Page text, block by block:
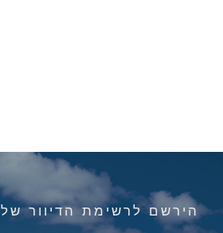
הירשם לרשימת הדיוור של IsraelClouds